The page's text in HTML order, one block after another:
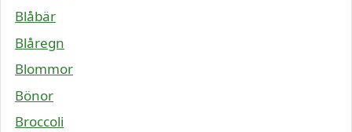
Blåbär
Blåregn
Blommor
Bönor
Broccoli